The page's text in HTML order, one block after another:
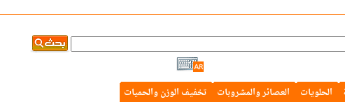
الحلويات العصائر والمشروبات تخفيف الوزن والحميات